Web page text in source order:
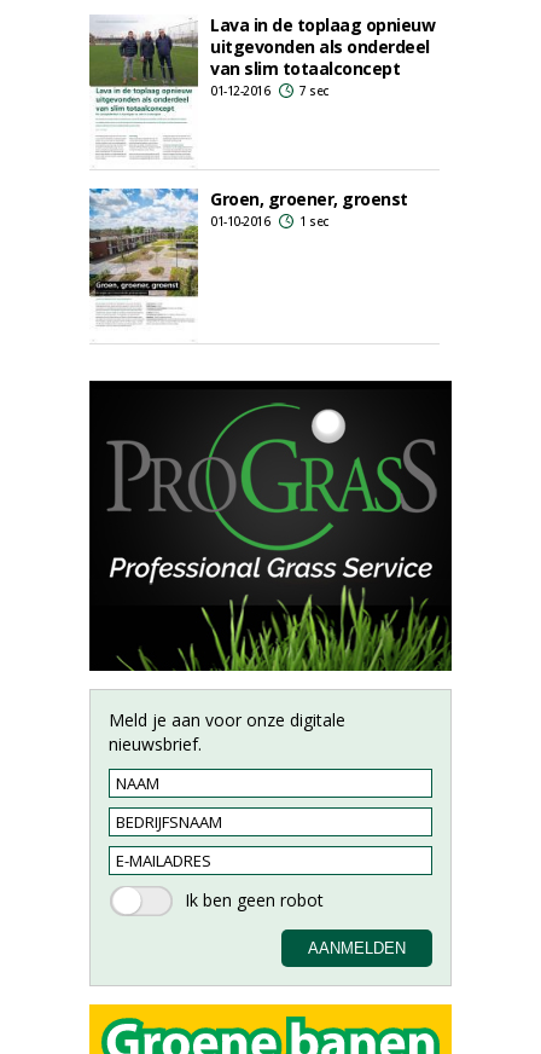
Lava in de toplaag opnieuw
uitgevonden als onderdeel
van slim totaalconcept
01-12-2016 7 sec
Groen, groener, groenst
01-10-2016 1 sec
Meld je aan voor onze digitale
nieuwsbrief.